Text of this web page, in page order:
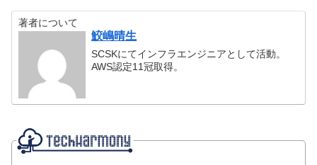
著者について
鮫嶋晴生
SCSKにてインフラエンジニアとして活動。
AWS認定11冠取得。